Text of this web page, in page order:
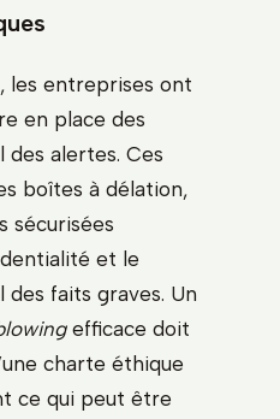
les entreprises ont
en place des
des alertes. Ces
boîtes à délation,
sécurisées
et le
faits graves. Un
efficace doit
charte éthique
ce qui peut être